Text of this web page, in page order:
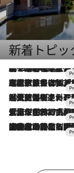
新着トピ
2026.8.7
【トンボの足水浴】ヒノキの香りに包まれて涼感マックス！約13℃の湧水かけ流しを避暑地「星野温泉 トンボの湯」で体験
2026.7.31
【ホテル帰省】という選択肢をOMOが提案。家族とほどよい距離を保つには「昼は実家、夜は気兼ねなくホテルで！」
2026.7.24
【夏限定ディナーコース】旬を迎える稚鮎や花ズッキーニなどをイタリア・トスカーナの郷土料理の手法で満喫！
2026.7.17
「土佐和ハーブかき氷」がOMO7高知に登場！生姜、山椒、大葉など目にも舌にも涼を呼
2026.7.10
NEW OPEN！【界 草津】名湯の地に誕生。趣の異なる2種の温泉と上州ならではの会席・蕎麦割烹など美食を味わう究極の癒やし旅